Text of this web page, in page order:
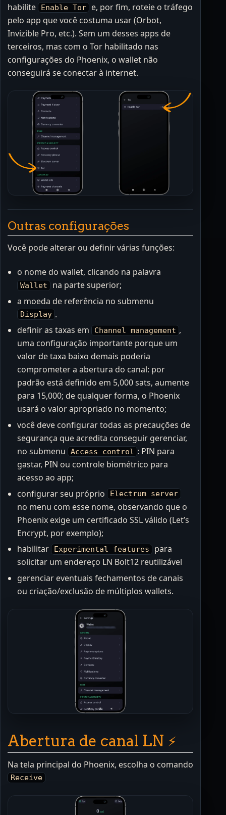
habilite
Enable Tor
e, por fim, roteie o tráfego
pelo app que você costuma usar (Orbot,
Invizible Pro, etc.). Sem um desses apps de
terceiros, mas com o Tor habilitado nas
configurações do Phoenix, o wallet não
conseguirá se conectar à internet.
Outras configurações
Você pode alterar ou definir várias funções:
o nome do wallet, clicando na palavra
Wallet
na parte superior;
a moeda de referência no submenu
Display .
definir as taxas em Channel management ,
uma configuração importante porque um
valor de taxa baixo demais poderia
comprometer a abertura do canal: por
padrão está definido em 5,000 sats, aumente
para 15,000; de qualquer forma, o Phoenix
usará o valor apropriado no momento;
você deve configurar todas as precauções de
segurança que acredita conseguir gerenciar,
no submenu Access control : PIN para
gastar, PIN ou controle biométrico para
acesso ao app;
configurar seu próprio Electrum server
no menu com esse nome, observando que o
Phoenix exige um certificado SSL válido (Let’s
Encrypt, por exemplo);
habilitar Experimental features
para
solicitar um endereço LN Bolt12 reutilizável
gerenciar eventuais fechamentos de canais
ou criação/exclusão de múltiplos wallets.
Abertura de canal LN ⚡️
Na tela principal do Phoenix, escolha o comando
Receive